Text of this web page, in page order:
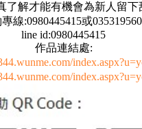
了解才能有機會為新人留下
線:0980445415或
line id:0980445415
作品連結處: